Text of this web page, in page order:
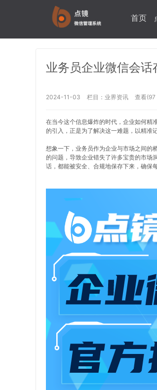
首页
业务员企业微信会
2024-11-03 栏目： 业界资讯 查看(97
在当今这个信息爆炸的时代，企业如何精
的引入，正是为了解决这一难题，以精准
想象一下，业务员作为企业与市场之间的
的问题，导致企业错失了许多宝贵的市场
话，都能被安全、合规地保存下来，确保